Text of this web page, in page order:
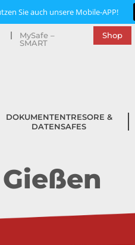
Sie auch unsere Mobile-APP!
MySafe –
SMART
Shop
DOKUMENTENTRESORE &
DATENSAFES